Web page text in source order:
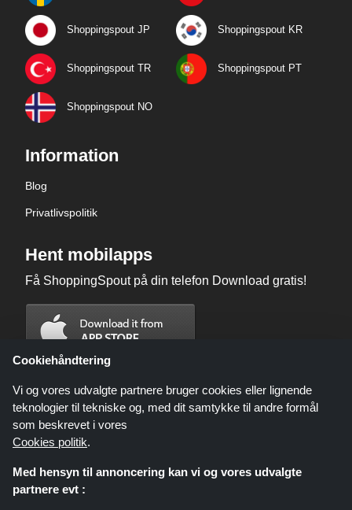
Shoppingspout JP Shoppingspout KR
Shoppingspout TR Shoppingspout PT
Shoppingspout NO
Information
Blog
Privatlivspolitik
Hent mobilapps
Få ShoppingSpout på din telefon Download gratis!
Cookiehåndtering
Vi og vores udvalgte partnere bruger cookies eller lignende
teknologier til tekniske og, med dit samtykke til andre formål
som beskrevet i vores
Cookies politik.
Med hensyn til annoncering kan vi og vores udvalgte
partnere evt :